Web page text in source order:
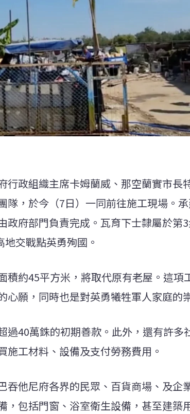
行政組織主席卡姆蘭威、那空蘭實市長
隊，於今（7日）一同前往施工現場。
政府部門負責完成。瓦育下士隸屬於第
交戰點英勇殉國。
積約45平方米，將取代原有老屋。這項
心願，同時也是對英勇犧牲軍人家庭的
過40萬銖的初期善款。此外，還有許多
施工材料、設備及支付勞務費用。
吞他尼府各界的民眾、百貨商場、及企
，包括門窗、浴室衛生設備，甚至建築